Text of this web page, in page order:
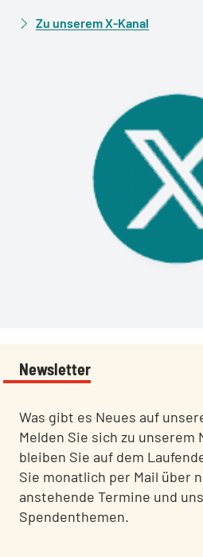
Zu unserem X-Kanal
Newsletter
:Was gibt es Neues auf
Melden Sie sich zu unserem
bleiben Sie auf dem
Sie monatlich per Mail über
anstehende Termine und
Spendenthemen.